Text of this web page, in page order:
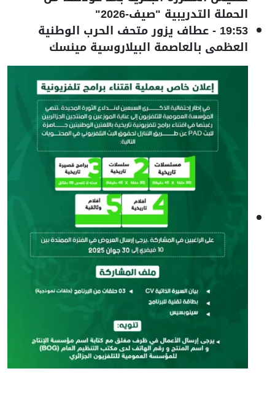
الحملة التدريبية "صيف-2026"
19:53
-عطاف يزور متحف الحرب الوطنية
العظمى بالعاصمة البيلاروسية مينسك